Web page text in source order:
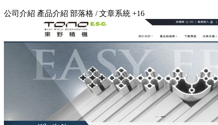
公司介紹 產品介紹 部落格 / 文章系統 +16